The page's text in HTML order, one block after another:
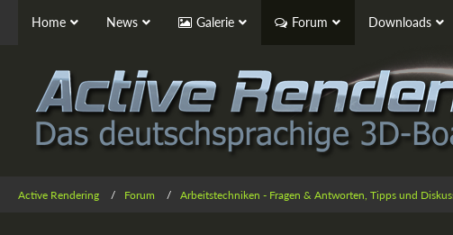
Home News Galerie Forum Downloads
Active Rendering Forum Arbeitstechniken - Fragen & Antworten, Tipps und